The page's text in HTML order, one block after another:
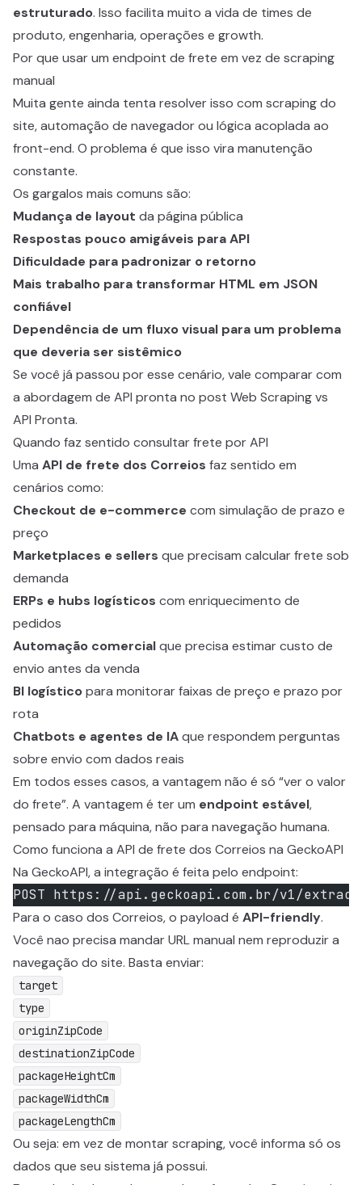
estruturado. Isso facilita muito a vida de times de
produto, engenharia, operações e growth.
Por que usar um endpoint de frete em vez de scraping
manual
Muita gente ainda tenta resolver isso com scraping do
site, automação de navegador ou lógica acoplada ao
front-end. O problema é que isso vira manutenção
constante.
Os gargalos mais comuns são:
Mudança de layout da página pública
Respostas pouco amigáveis para API
Dificuldade para padronizar o retorno
Mais trabalho para transformar HTML em JSON
confiável
Dependência de um fluxo visual para um problema
que deveria ser sistêmico
Se você já passou por esse cenário, vale comparar com
a abordagem de API pronta no post Web Scraping vs
API Pronta.
Quando faz sentido consultar frete por API
Uma API de frete dos Correios faz sentido em
cenários como:
Checkout de e-commerce com simulação de prazo e
preço
Marketplaces e sellers que precisam calcular frete sob
demanda
ERPs e hubs logísticos com enriquecimento de
pedidos
Automação comercialque precisa estimar custo de
envio antes da venda
BI logísticopara monitorar faixas de preço e prazo por
rota
Chatbots e agentes de IAque respondem perguntas
sobre envio com dados reais
Em todos esses casos, a vantagem não é só “ver o valor
do frete”. A vantagem é ter um endpoint estável,
pensado para máquina, não para navegação humana.
Como funciona a API de frete dos Correios na GeckoAPI
Na GeckoAPI, a integração é feita pelo endpoint:
POST https://api.geckoapi.com.br/v1/extract
Para o caso dos Correios, o payload é API-friendly.
Você nao precisa mandar URL manual nem reproduzir a
navegação do site. Basta enviar:
target
type
originZipCode
destinationZipCode
packageHeightCm
packageWidthCm
packageLengthCm
Ou seja: em vez de montar scraping, você informa só os
dados que seu sistema já possui.